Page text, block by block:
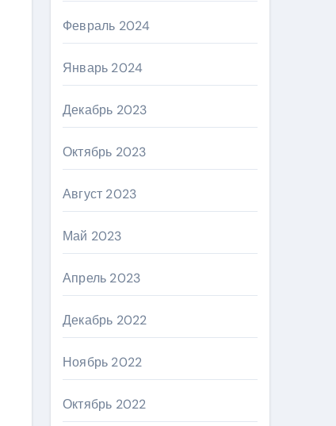
Февраль 2024
Январь 2024
Декабрь 2023
Октябрь 2023
Август 2023
Май 2023
Апрель 2023
Декабрь 2022
Ноябрь 2022
Октябрь 2022